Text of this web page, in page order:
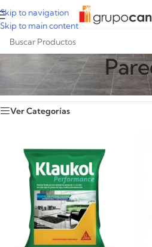
Skip to navigation
Skip to main content
Porcelanatos /Pared Página 2
Ver Categorías